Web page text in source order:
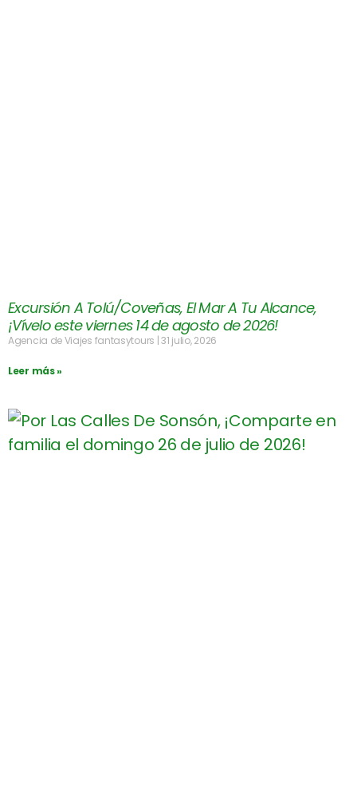
Excursión A Tolú/Coveñas, El Mar A Tu Alcance,
¡Vívelo este viernes 14 de agosto de 2026!
Agencia de Viajes fantasytours 31 julio, 2026
Leer más »